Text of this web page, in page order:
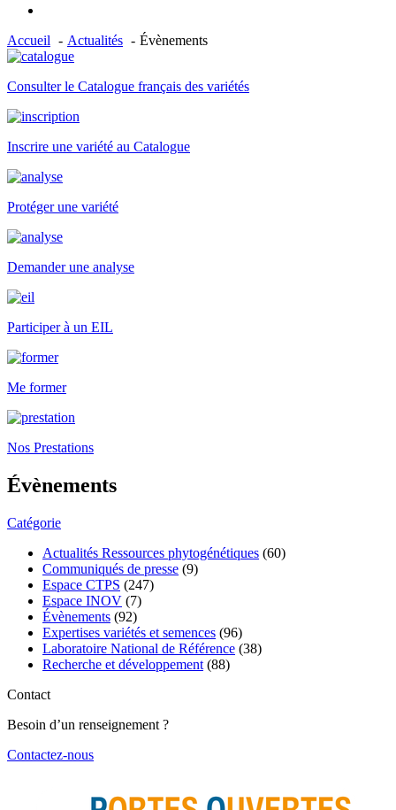
Accueil Actualités Évènements
Consulter le Catalogue français des variétés
Inscrire une variété au Catalogue
Protéger une variété
Demander une analyse
Participer à un EIL
Me former
Nos Prestations
Évènements
Catégorie
Actualités Ressources phytogénétiques (60)
Communiqués de presse (9)
Espace CTPS (247)
Espace INOV (7)
Évènements (92)
Expertises variétés et semences (96)
Laboratoire National de Référence (38)
Recherche et développement (88)
Contact
Besoin d’un renseignement ?
Contactez-nous